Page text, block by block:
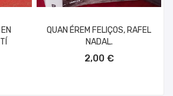
QUAN ÉREM FELIÇOS, RAFEL
NADAL.
2,00 €